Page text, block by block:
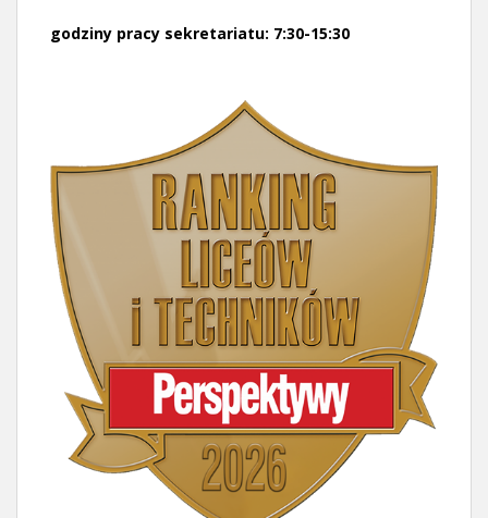
godziny pracy sekretariatu: 7:30-15:30